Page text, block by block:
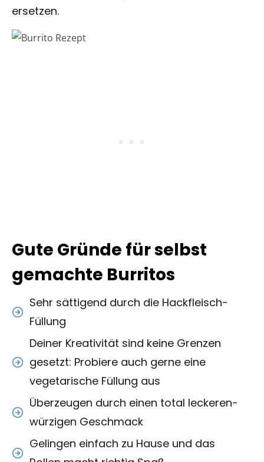
ersetzen.
Gute Gründe für selbst
gemachte Burritos
Sehr sättigend durch die Hackfleisch-
Füllung
Deiner Kreativität sind keine Grenzen
gesetzt: Probiere auch gerne eine
vegetarische Füllung aus
Überzeugen durch einen total leckeren-
würzigen Geschmack
Gelingen einfach zu Hause und das